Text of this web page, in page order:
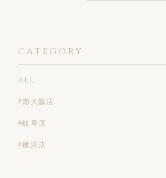
CATEGORY
ALL
#南大阪店
#岐阜店
#横浜店